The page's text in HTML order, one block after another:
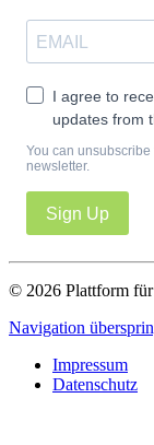
I agree to
updates from
You can
newsletter.
Sign Up
© 2026 Plattform für
Navigation
Impressum
Datenschutz